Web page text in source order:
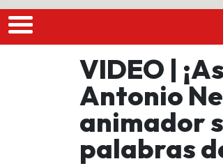
VIDEO |
Antonio
animador
palabras